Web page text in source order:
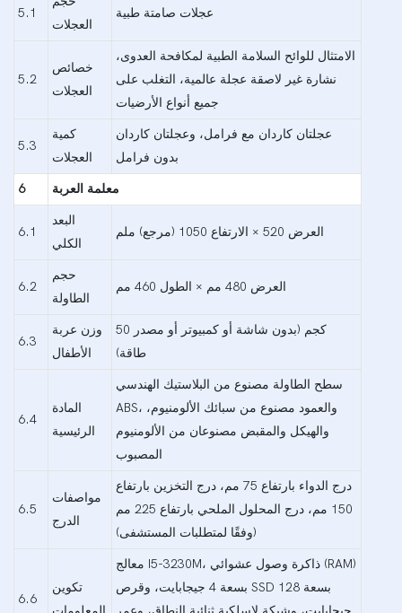
5.1
العجلات
عجلات صامتة طبية
5.2
خصائص
العجلات
الامتثال للوائح السلامة الطبية لمكافحة العدوى،
نشارة غير لاصقة عجلة عالمية، التغلب على
جميع أنواع الأرضيات
5.3
كمية
العجلات
عجلتان كاردان مع فرامل، وعجلتان كاردان
بدون فرامل
6 معلمة العربة
6.1
البعد
الكلي
العرض 520 × الارتفاع 1050 (مرجع) ملم
6.2
حجم
الطاولة
العرض 480 مم × الطول 460 مم
6.3
وزن عربة
الأطفال
50 كجم (بدون شاشة أو كمبيوتر أو مصدر
طاقة)
6.4
المادة
الرئيسية
سطح الطاولة مصنوع من البلاستيك الهندسي
ABS، والعمود مصنوع من سبائك الألومنيوم،
والهيكل والمقبض مصنوعان من الألومنيوم
المصبوب
6.5
مواصفات
الدرج
درج الدواء بارتفاع 75 مم، درج التخزين بارتفاع
150 مم، درج المحلول الملحي بارتفاع 225 مم
(وفقًا لمتطلبات المستشفى)
6.6
تكوين
معالج I5-3230M، ذاكرة وصول عشوائي (RAM)
بسعة 4 جيجابايت، وقرص SSD بسعة 128